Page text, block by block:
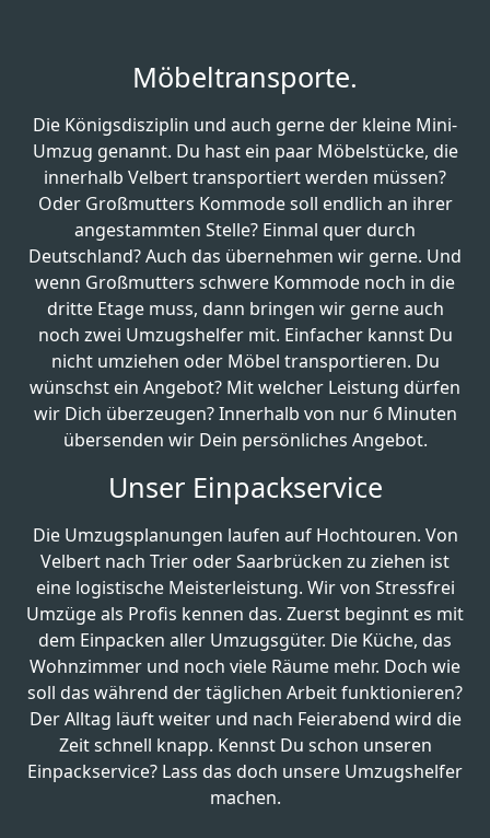
Möbeltransporte.
Die Königsdisziplin und auch gerne der kleine Mini-
Umzug genannt. Du hast ein paar Möbelstücke, die
innerhalb Velbert transportiert werden müssen?
Oder Großmutters Kommode soll endlich an ihrer
angestammten Stelle? Einmal quer durch
Deutschland? Auch das übernehmen wir gerne. Und
wenn Großmutters schwere Kommode noch in die
dritte Etage muss, dann bringen wir gerne auch
noch zwei Umzugshelfer mit. Einfacher kannst Du
nicht umziehen oder Möbel transportieren. Du
wünschst ein Angebot? Mit welcher Leistung dürfen
wir Dich überzeugen? Innerhalb von nur 6 Minuten
übersenden wir Dein persönliches Angebot.
Unser Einpackservice
Die Umzugsplanungen laufen auf Hochtouren. Von
Velbert nach Trier oder Saarbrücken zu ziehen ist
eine logistische Meisterleistung. Wir von Stressfrei
Umzüge als Profis kennen das. Zuerst beginnt es mit
dem Einpacken aller Umzugsgüter. Die Küche, das
Wohnzimmer und noch viele Räume mehr. Doch wie
soll das während der täglichen Arbeit funktionieren?
Der Alltag läuft weiter und nach Feierabend wird die
Zeit schnell knapp. Kennst Du schon unseren
Einpackservice? Lass das doch unsere Umzugshelfer
machen.